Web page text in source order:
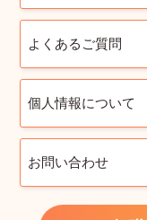
よくあるご質問
個人情報について
お問い合わせ